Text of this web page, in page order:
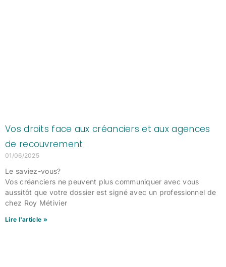
Vos droits face aux créanciers et aux agences
de recouvrement
01/06/2025
Le saviez-vous?
Vos créanciers ne peuvent plus communiquer avec vous
aussitôt que votre dossier est signé avec un professionnel de
chez Roy Métivier
Lire l'article »